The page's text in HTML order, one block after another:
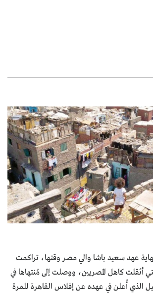
1862، مع نهاية عهد سعيد باشا والي مصر وقتها، تراكمت
أثقلت كاهل المصريين، ووصلت إلى مُنتهاها في
الذي أُعلن في عهده عن إفلاس القاهرة للمرة